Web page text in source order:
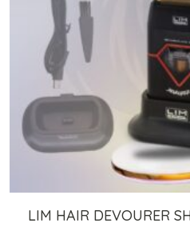
LIM HAIR DEVOURER